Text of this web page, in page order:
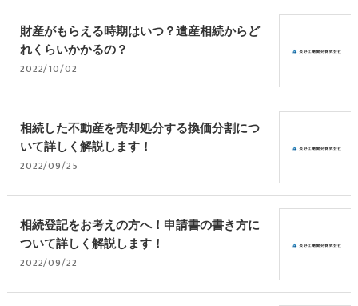
財産がもらえる時期はいつ？遺産相続からど
れくらいかかるの？
2022/10/02
相続した不動産を売却処分する換価分割につ
いて詳しく解説します！
2022/09/25
相続登記をお考えの方へ！申請書の書き方に
ついて詳しく解説します！
2022/09/22